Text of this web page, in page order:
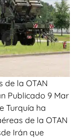
de la OTAN
Publicado 9 Mar
Turquía ha
de la OTAN
Irán que